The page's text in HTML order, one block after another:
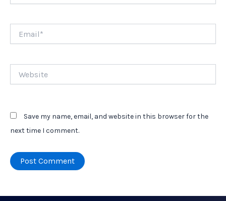
Save my name, email, and website in this browser for the
next time I comment.